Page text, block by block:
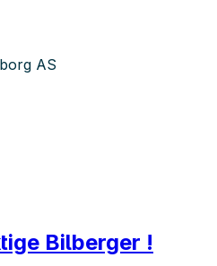
AS
Bilberger !